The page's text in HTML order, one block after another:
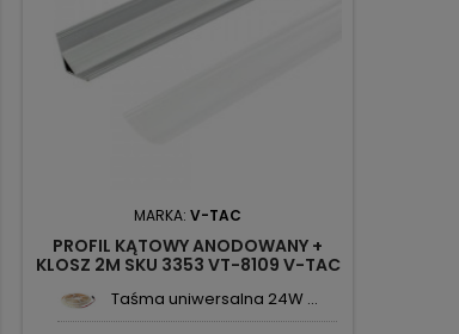
MARKA: V-TAC
PROFIL KĄTOWY ANODOWANY +
KLOSZ 2M SKU 3353 VT-8109 V-TAC
Taśma uniwersalna 24W ...